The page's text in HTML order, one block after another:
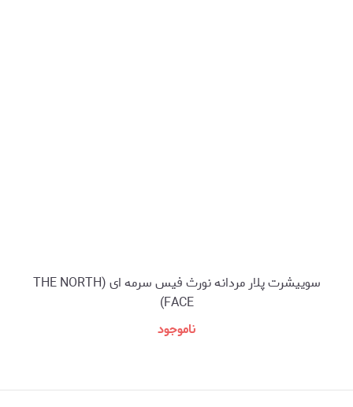
سوییشرت پلار مردانه نورث فیس سرمه ای (THE NORTH
FACE)
ناموجود